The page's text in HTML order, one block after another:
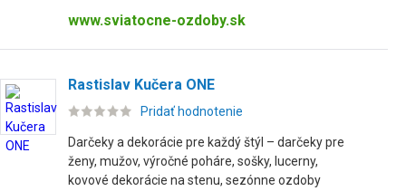
www.sviatocne-ozdoby.sk
Rastislav Kučera ONE
Pridať hodnotenie
Darčeky a dekorácie pre každý štýl – darčeky pre
ženy, mužov, výročné poháre, sošky, lucerny,
kovové dekorácie na stenu, sezónne ozdoby